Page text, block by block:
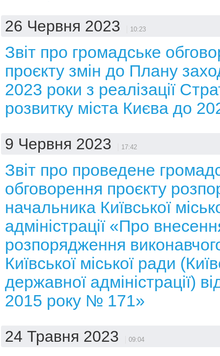
26 Червня 2023 10:23
Звіт про громадське
проєкту змін до Плану
2023 роки з реалізації
розвитку міста Києва до
9 Червня 2023 17:42
Звіт про проведене
обговорення проєкту
начальника Київської
адміністрації «Про
розпорядження
Київської міської ради
державної адміністрації)
2015 року № 171»
24 Травня 2023 09:04